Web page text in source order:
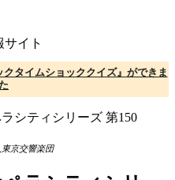
イト
タイムショッククイズ』ができま
京交響楽団